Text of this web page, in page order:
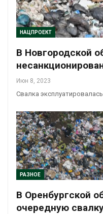
НАЦПРОЕКТ
В Новгородской
Июн 8, 2023
Свалка
РАЗНОЕ
В Оренбургской
очередную